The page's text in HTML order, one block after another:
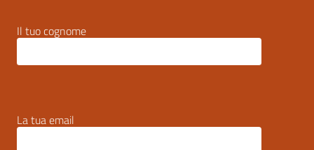
Il tuo cognome
La tua email